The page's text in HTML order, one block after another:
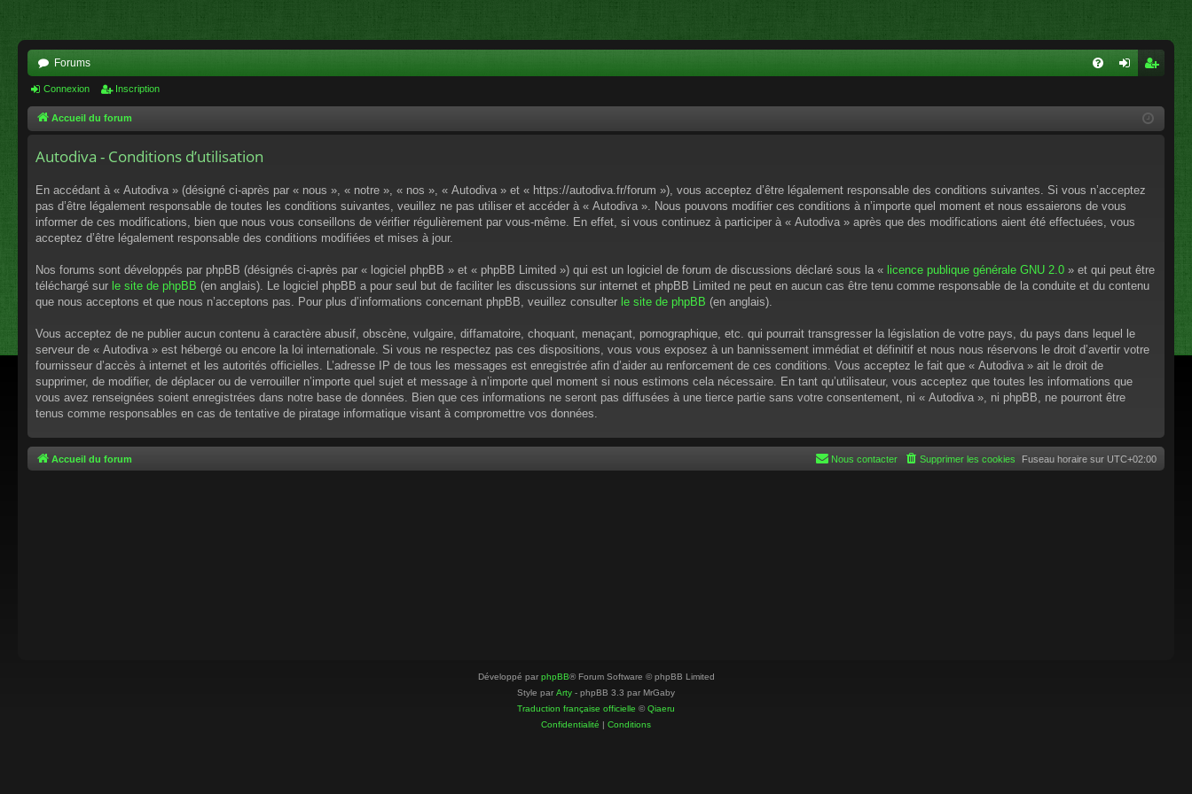
Forums
cri
Connexion Inscription
Accueil du forum
Autodiva - Conditions d’utilisation
En accédant à « Autodiva » (désigné ci-après par « nous », « notre », « nos », « Autodiva » et « https://autodiva.fr/forum »), vous acceptez d’être légalement responsable des conditions suivantes. Si vous n’acceptez
pas d’être légalement responsable de toutes les conditions suivantes, veuillez ne pas utiliser et accéder à « Autodiva ». Nous pouvons modifier ces conditions à n’importe quel moment et nous essaierons de vous
informer de ces modifications, bien que nous vous conseillons de vérifier régulièrement par vous-même. En effet, si vous continuez à participer à « Autodiva » après que des modifications aient été effectuées, vous
acceptez d’être légalement responsable des conditions modifiées et mises à jour.
Nos forums sont développés par phpBB (désignés ci-après par « logiciel phpBB » et « phpBB Limited ») qui est un logiciel de forum de discussions déclaré sous la « licence publique générale GNU 2.0 » et qui peut être
téléchargé sur le site de phpBB (en anglais). Le logiciel phpBB a pour seul but de faciliter les discussions sur internet et phpBB Limited ne peut en aucun cas être tenu comme responsable de la conduite et du contenu
que nous acceptons et que nous n’acceptons pas. Pour plus d’informations concernant phpBB, veuillez consulter le site de phpBB (en anglais).
Vous acceptez de ne publier aucun contenu à caractère abusif, obscène, vulgaire, diffamatoire, choquant, menaçant, pornographique, etc. qui pourrait transgresser la législation de votre pays, du pays dans lequel le
serveur de « Autodiva » est hébergé ou encore la loi internationale. Si vous ne respectez pas ces dispositions, vous vous exposez à un bannissement immédiat et définitif et nous nous réservons le droit d’avertir votre
fournisseur d’accès à internet et les autorités officielles. L’adresse IP de tous les messages est enregistrée afin d’aider au renforcement de ces conditions. Vous acceptez le fait que « Autodiva » ait le droit de
supprimer, de modifier, de déplacer ou de verrouiller n’importe quel sujet et message à n’importe quel moment si nous estimons cela nécessaire. En tant qu’utilisateur, vous acceptez que toutes les informations que
vous avez renseignées soient enregistrées dans notre base de données. Bien que ces informations ne seront pas diffusées à une tierce partie sans votre consentement, ni « Autodiva », ni phpBB, ne pourront être
tenus comme responsables en cas de tentative de piratage informatique visant à compromettre vos données.
Accueil du forum Fuseau horaire sur UTC+02:00
Supprimer les cookies
Nous contacter
Développé par phpBB® Forum Software © phpBB Limited
Style par Arty - phpBB 3.3 par MrGaby
Traduction française officielle ©Qiaeru
Confidentialité | Conditions